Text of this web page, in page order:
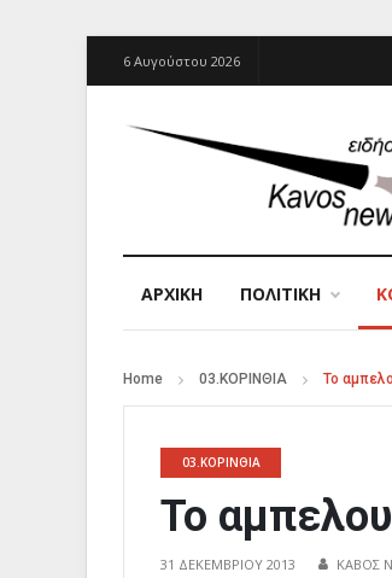
6 Αυγούστου 2026
ΑΡΧΙΚΉ ΠΟΛΙΤΙΚΗ
Home 03.ΚΟΡΙΝΘΙΑ Το
03.ΚΟΡΙΝΘΙΑ
Το
31 ΔΕΚΕΜΒΡΊΟΥ 2013 ΚΑΒΟΣ